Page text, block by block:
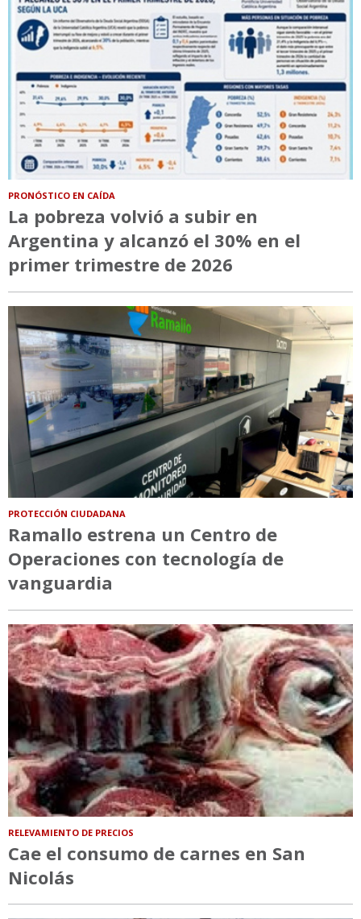
PRONÓSTICO EN CAÍDA
La pobreza volvió a subir en
Argentina y alcanzó el 30% en el
primer trimestre de 2026
PROTECCIÓN CIUDADANA
Ramallo estrena un Centro de
Operaciones con tecnología de
vanguardia
RELEVAMIENTO DE PRECIOS
Cae el consumo de carnes en San
Nicolás